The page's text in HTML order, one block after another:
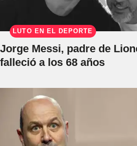
LUTO EN EL DEPORTE
Jorge Messi, padre de
falleció a los 68 años